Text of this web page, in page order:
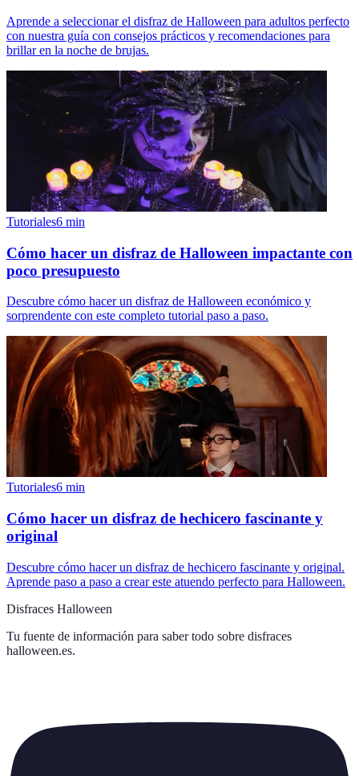
Aprende a seleccionar el disfraz de Halloween para adultos perfecto
con nuestra guía con consejos prácticos y recomendaciones para
brillar en la noche de brujas.
Tutoriales6 min
Cómo hacer un disfraz de Halloween impactante con
poco presupuesto
Descubre cómo hacer un disfraz de Halloween económico y
sorprendente con este completo tutorial paso a paso.
Tutoriales6 min
Cómo hacer un disfraz de hechicero fascinante y
original
Descubre cómo hacer un disfraz de hechicero fascinante y original.
Aprende paso a paso a crear este atuendo perfecto para Halloween.
Disfraces Halloween
Tu fuente de información para saber todo sobre disfraces
halloween.es.